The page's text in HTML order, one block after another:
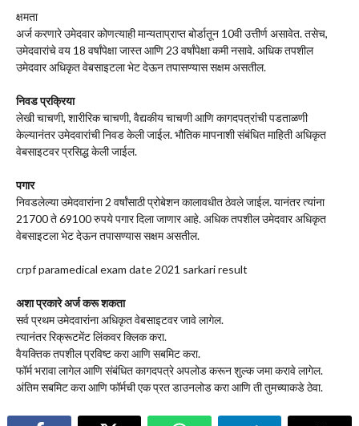
क्षमता
अर्ज करणारे उमेदवार कोणत्याही मान्यताप्राप्त बोर्डातून 10वी उत्तीर्ण असावेत. तसेच,
उमेदवारांचे वय 18 वर्षांपेक्षा जास्त आणि 23 वर्षांपेक्षा कमी नसावे. अधिक तपशील
उमेदवार अधिकृत वेबसाइटला भेट देऊन तपासण्यास सक्षम असतील.
निवड प्रक्रिया
लेखी चाचणी, शारीरिक चाचणी, वैद्यकीय चाचणी आणि कागदपत्रांची पडताळणी
केल्यानंतर उमेदवारांची निवड केली जाईल. भौतिक मापनाशी संबंधित माहिती अधिकृत
वेबसाइटवर प्रसिद्ध केली जाईल.
पगार
निवडलेल्या उमेदवारांना 2 वर्षांसाठी प्रोबेशन कालावधीत ठेवले जाईल. यानंतर त्यांना
21700 ते 69100 रुपये पगार दिला जाणार आहे. अधिक तपशील उमेदवार अधिकृत
वेबसाइटला भेट देऊन तपासण्यास सक्षम असतील.
crpf paramedical exam date 2021 sarkari result
अशा प्रकारे अर्ज करू शकता
सर्व प्रथम उमेदवारांना अधिकृत वेबसाइटवर जावे लागेल.
त्यानंतर रिक्रूटमेंट लिंकवर क्लिक करा.
वैयक्तिक तपशील प्रविष्ट करा आणि सबमिट करा.
फॉर्म भरावा लागेल आणि संबंधित कागदपत्रे अपलोड करून शुल्क जमा करावे लागेल.
अंतिम सबमिट करा आणि फॉर्मची एक प्रत डाउनलोड करा आणि ती तुमच्याकडे ठेवा.